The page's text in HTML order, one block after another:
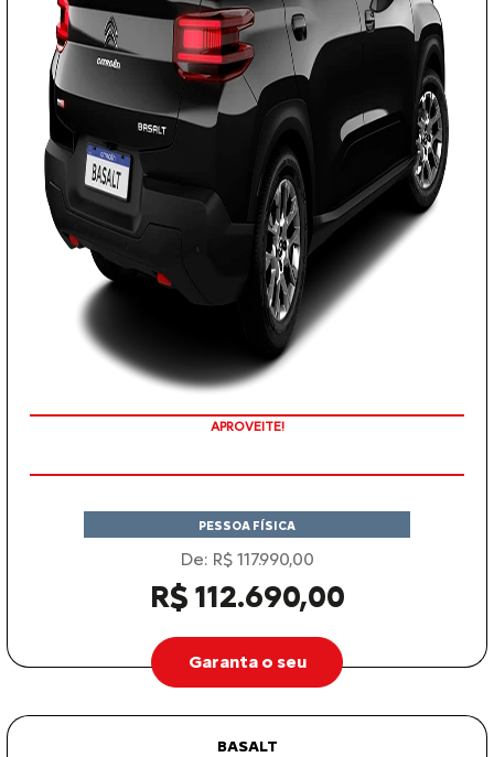
APROVEITE!
PESSOA FÍSICA
De: R$ 117.990,00
R$ 112.690,00
Garanta o seu
BASALT